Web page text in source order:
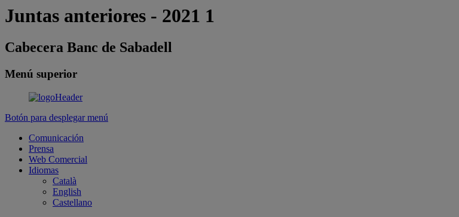
Juntas anteriores - 2021 1
Cabecera Banc de Sabadell
Menú superior
Botón para desplegar menú
Comunicación
Prensa
Web Comercial
Idiomas
Català
English
Castellano